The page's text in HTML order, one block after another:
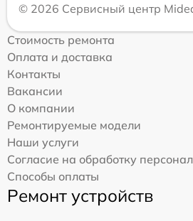
© 2026 Сервисный центр
Стоимость ремонта
Оплата и доставка
Контакты
Вакансии
О компании
Ремонтируемые модели
Наши услуги
Согласие на обработку
Способы оплаты
Ремонт устройств